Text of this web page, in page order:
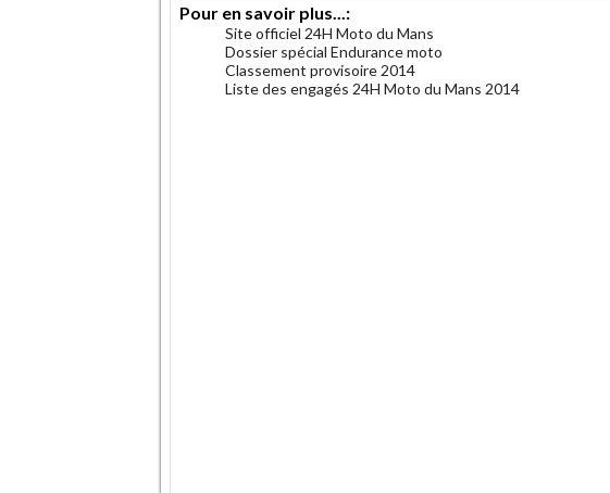
Pour en savoir plus...:
Site officiel 24H Moto du Mans
Dossier spécial Endurance moto
Classement provisoire 2014
Liste des engagés 24H Moto du Mans 2014